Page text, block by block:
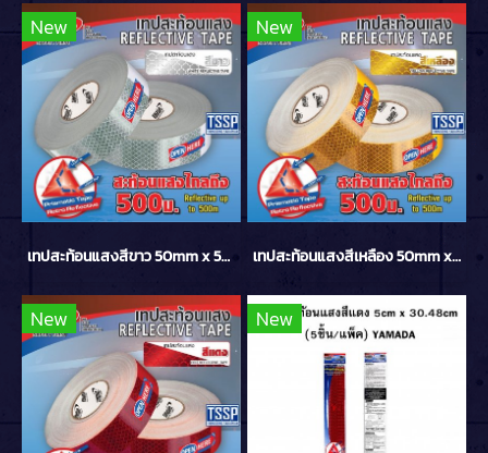
New
เทปสะท้อนแสงสีขาว 50mm x 50m YAMADA
New
เทปสะท้อนแสงสีเหลือง 50mm x 50m YAMADA
New New